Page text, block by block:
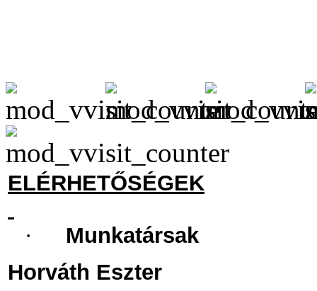
ELÉRHETŐSÉGEK
·
Munkatársak
Horváth Eszter